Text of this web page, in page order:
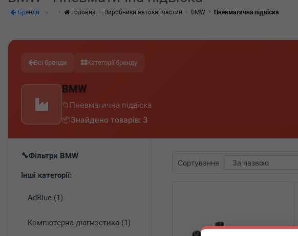
Бренди Головна Виробники автозапчастин BMW Пневматична підвіска
Всі бренди Категорії бренду
BMW
Пневматична підвіска
Знайдено товарів: 3
Фільтри BMW
Інші категорії:
AdBlue (1)
Koмпютepнa діaгнocтикa (1)
Сортування